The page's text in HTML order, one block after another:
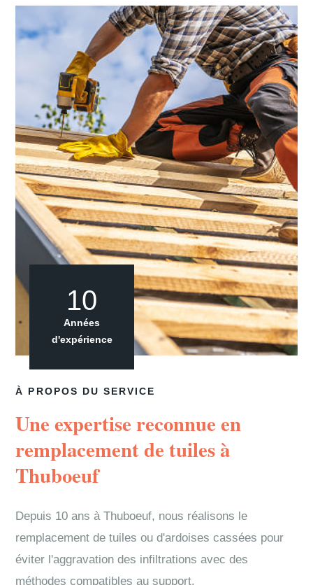
À PROPOS DU SERVICE
Une expertise reconnue en
remplacement de tuiles à
Thuboeuf
Depuis 10 ans à Thuboeuf, nous réalisons le
remplacement de tuiles ou d'ardoises cassées pour
éviter l'aggravation des infiltrations avec des
méthodes compatibles au support.
10
Années
d'expérience